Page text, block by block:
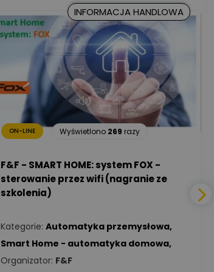
Kancelaria
Prawna CKC
Solution
Ekspert Prawnik
Zadaj pytanie
Marcin Nowicki
Ekspert mgr. inż. elektryk,
TIM SA
Zadaj pytanie
Renata
Ekspert Inżynieria
bezpieczeństwa
Zadaj pytanie
Adam Włastowski
Ekspert Zadaj pytanie
Ekspert Elektryk Zadaj pytanie
Tomasz Kowalski
INFORMACJA HANDLOWA
ON-LINE Wyświetlono 269 razy
F&F - SMART HOME: system FOX -
sterowanie przez wifi (nagranie ze
szkolenia)
Kategorie: Automatyka przemysłowa,
Smart Home - automatyka domowa,
Organizator: F&F